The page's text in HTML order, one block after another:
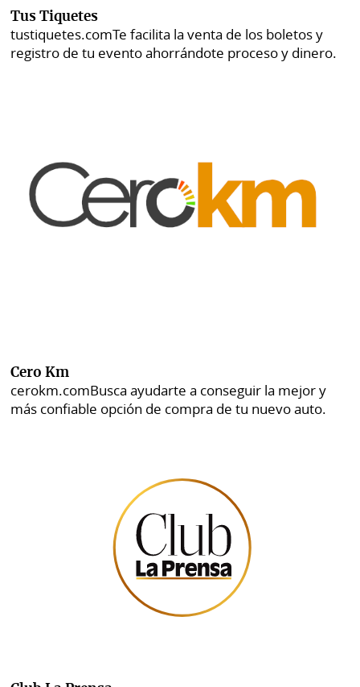
Tus Tiquetes
tustiquetes.comTe facilita la venta de los boletos y
registro de tu evento ahorrándote proceso y dinero.
Cero Km
cerokm.comBusca ayudarte a conseguir la mejor y
más confiable opción de compra de tu nuevo auto.